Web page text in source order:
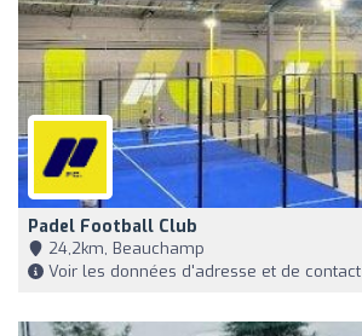
Padel Football Club
24,2km, Beauchamp
Voir les données d'adresse et de contact